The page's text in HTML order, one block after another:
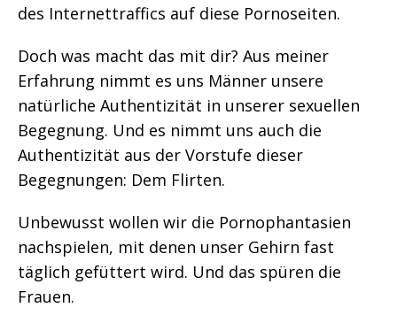
des Internettraffics auf diese Pornoseiten.
Doch was macht das mit dir? Aus meiner
Erfahrung nimmt es uns Männer unsere
natürliche Authentizität in unserer sexuellen
Begegnung. Und es nimmt uns auch die
Authentizität aus der Vorstufe dieser
Begegnungen: Dem Flirten.
Unbewusst wollen wir die Pornophantasien
nachspielen, mit denen unser Gehirn fast
täglich gefüttert wird. Und das spüren die
Frauen.